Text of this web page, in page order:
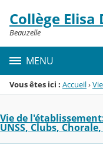
Menu de la rubrique
Contenu
Collège Elisa
Beauzelle
MENU
Vous êtes ici : Accueil›
Vie de
UNSS, Clubs,